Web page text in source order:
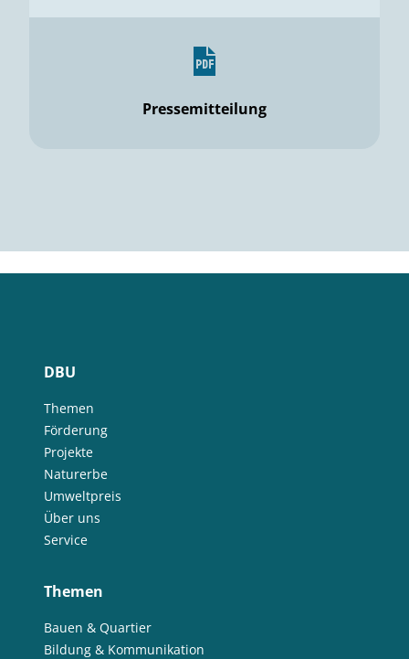
Pressemitteilung
DBU
Themen
Förderung
Projekte
Naturerbe
Umweltpreis
Über uns
Service
Themen
Bauen & Quartier
Bildung & Kommunikation